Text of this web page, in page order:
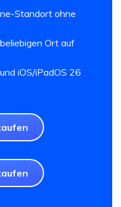
Standort ohne
Ort auf
iOS/iPadOS 26